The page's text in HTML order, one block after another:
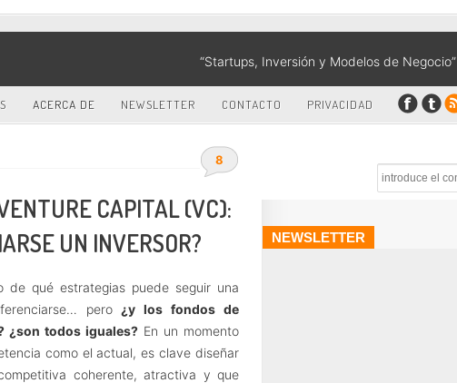
“Startups, Inversión y Modelos de Negocio”
ACERCA DE NEWSLETTER CONTACTO PRIVACIDAD
CAPITAL (VC):
UN INVERSOR?
8
de qué estrategias puede seguir una
pero ¿y los fondos de
¿son todos iguales? En un momento
como el actual, es clave diseñar
coherente, atractiva y que
Buscar
NEWSLETTER